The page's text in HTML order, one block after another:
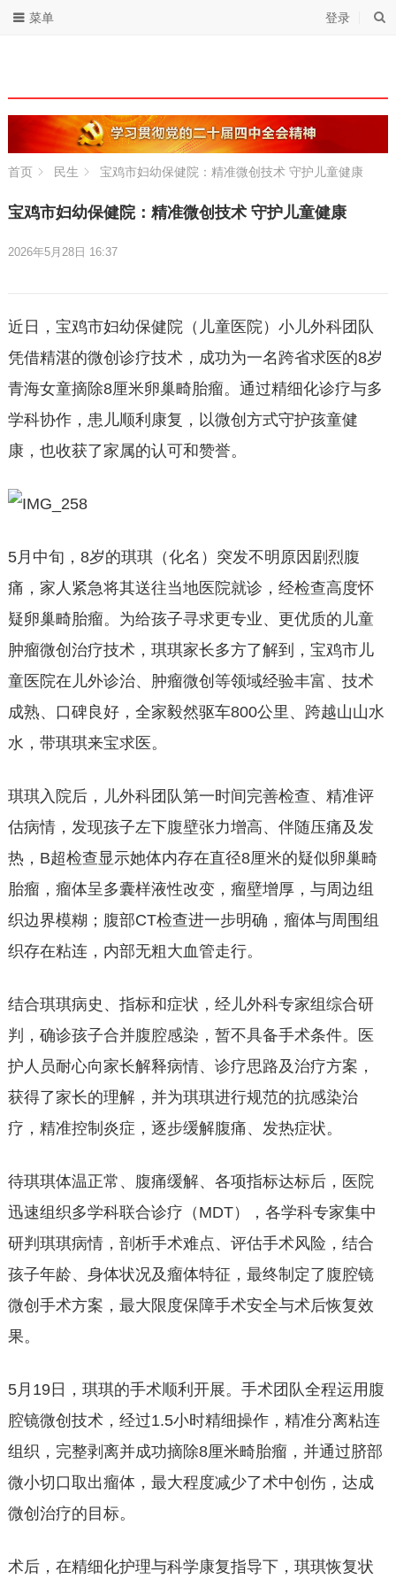
登录
菜单
首页 民生 宝鸡市妇幼保健院：精准微创技术 守护儿童健康
宝鸡市妇幼保健院：精准微创技术 守护儿童健康
2026年5月28日 16:37
近日，宝鸡市妇幼保健院（儿童医院）小儿外科团队
凭借精湛的微创诊疗技术，成功为一名跨省求医的8岁
青海女童摘除8厘米卵巢畸胎瘤。通过精细化诊疗与多
学科协作，患儿顺利康复，以微创方式守护孩童健
康，也收获了家属的认可和赞誉。
5月中旬，8岁的琪琪（化名）突发不明原因剧烈腹
痛，家人紧急将其送往当地医院就诊，经检查高度怀
疑卵巢畸胎瘤。为给孩子寻求更专业、更优质的儿童
肿瘤微创治疗技术，琪琪家长多方了解到，宝鸡市儿
童医院在儿外诊治、肿瘤微创等领域经验丰富、技术
成熟、口碑良好，全家毅然驱车800公里、跨越山山水
水，带琪琪来宝求医。
琪琪入院后，儿外科团队第一时间完善检查、精准评
估病情，发现孩子左下腹壁张力增高、伴随压痛及发
热，B超检查显示她体内存在直径8厘米的疑似卵巢畸
胎瘤，瘤体呈多囊样液性改变，瘤壁增厚，与周边组
织边界模糊；腹部CT检查进一步明确，瘤体与周围组
织存在粘连，内部无粗大血管走行。
结合琪琪病史、指标和症状，经儿外科专家组综合研
判，确诊孩子合并腹腔感染，暂不具备手术条件。医
护人员耐心向家长解释病情、诊疗思路及治疗方案，
获得了家长的理解，并为琪琪进行规范的抗感染治
疗，精准控制炎症，逐步缓解腹痛、发热症状。
待琪琪体温正常、腹痛缓解、各项指标达标后，医院
迅速组织多学科联合诊疗（MDT），各学科专家集中
研判琪琪病情，剖析手术难点、评估手术风险，结合
孩子年龄、身体状况及瘤体特征，最终制定了腹腔镜
微创手术方案，最大限度保障手术安全与术后恢复效
果。
5月19日，琪琪的手术顺利开展。手术团队全程运用腹
腔镜微创技术，经过1.5小时精细操作，精准分离粘连
组织，完整剥离并成功摘除8厘米畸胎瘤，并通过脐部
微小切口取出瘤体，最大程度减少了术中创伤，达成
微创治疗的目标。
术后，在精细化护理与科学康复指导下，琪琪恢复状